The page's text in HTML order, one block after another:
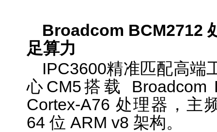
Broadcom BCM2712
足算力
IPC3600精准匹配高
心CM5搭载 Broadcom
Cortex-A76 处理器，主
64 位 ARM v8 架构。